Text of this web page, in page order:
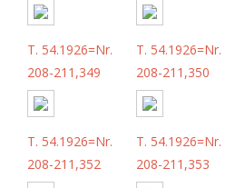
T. 54.1926=Nr.
208-211,349
T. 54.1926=Nr.
208-211,350
T. 54.1926=Nr.
208-211,352
T. 54.1926=Nr.
208-211,353